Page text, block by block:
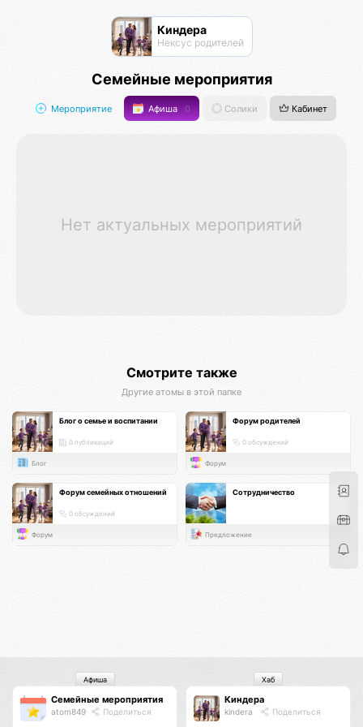
Киндера
Нексус родителей
Семейные мероприятия
Мероприятие Афиша 0 Солики Кабинет
Нет актуальных мероприятий
Смотрите также
Другие атомы в этой папке
Блог о семье и воспитании
0 публикаций
Блог
Форум родителей
0 обсуждений
Форум
Форум семейных отношений
0 обсуждений
Форум
Сотрудничество
Предложение
Семейные мероприятия
atom849 Поделиться
Афиша
Киндера
kindera Поделиться
Хаб